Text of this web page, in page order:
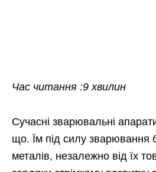
Час читання :9 хвилин
Сучасні зварювальні
що. Їм під силу зварювання
металів, незалежно від їх